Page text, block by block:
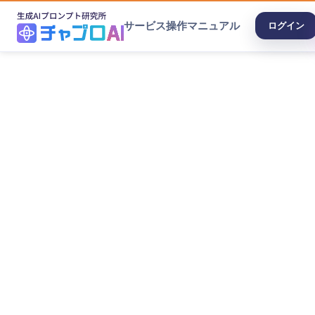
サービス操作マニュアル ログイン